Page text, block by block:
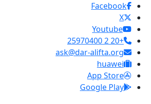
Facebook
X
Youtube
+20 2 25970400
ask@dar-alifta.org
huawei
App Store
Google Play